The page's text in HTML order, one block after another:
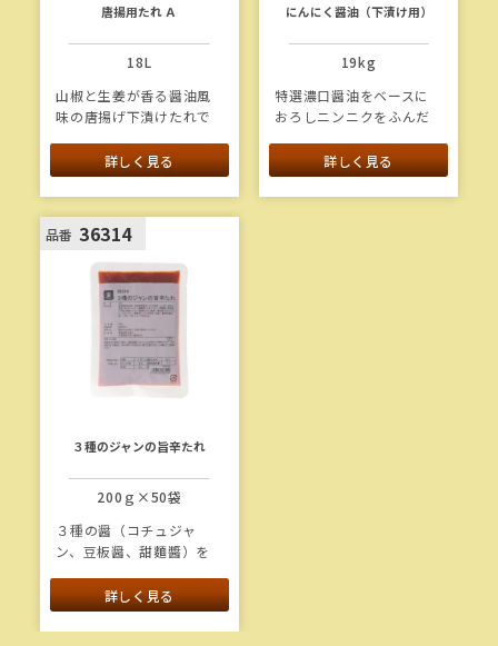
唐揚用たれ Ａ
18L
山椒と生姜が香る醤油風
味の唐揚げ下漬けたれで
詳しく見る
にんにく醤油（下漬け用）
19kg
特選濃口醤油をベースに
おろしニンニクをふんだ
下漬けたれです。
詳しく見る
品番 36314
３種のジャンの旨辛たれ
200ｇ×50袋
３種の醤（コチュジャ
ン、豆板醤、甜麵醬）を
に仕上げました。にんに
くの旨味と唐辛子の辛味
がしっかり続くたれで
詳しく見る